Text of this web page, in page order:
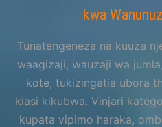
kwa
Tunatengeneza na kuuza
waagizaji, wauzaji wa
kote, tukizingatia ubora
kiasi kikubwa. Vinjari
kupata vipimo haraka,